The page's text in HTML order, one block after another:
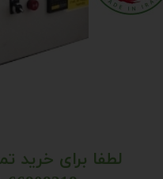
لطفا برای خرید